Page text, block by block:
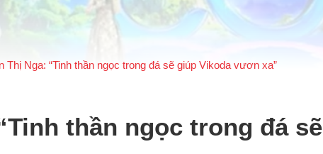
Thị Nga: “Tinh thần ngọc trong đá sẽ giúp Vikoda vươn xa”
thần ngọc trong đá sẽ